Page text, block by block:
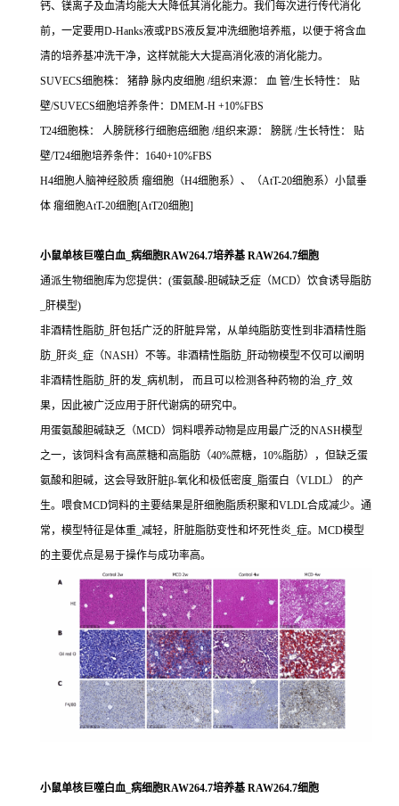
钙、镁离子及血清均能大大降低其消化能力。我们每次进行传代消化
前，一定要用D-Hanks液或PBS液反复冲洗细胞培养瓶，以便于将含血
清的培养基冲洗干净，这样就能大大提高消化液的消化能力。
SUVECS细胞株： 猪静 脉内皮细胞 /组织来源： 血 管/生长特性： 贴
壁/SUVECS细胞培养条件：DMEM-H +10%FBS
T24细胞株： 人膀胱移行细胞癌细胞 /组织来源： 膀胱 /生长特性： 贴
壁/T24细胞培养条件：1640+10%FBS
H4细胞人脑神经胶质 瘤细胞（H4细胞系）、（AtT-20细胞系）小鼠垂
体 瘤细胞AtT-20细胞[AtT20细胞]
小鼠单核巨噬白血_病细胞RAW264.7培养基 RAW264.7细胞
通派生物细胞库为您提供：(蛋氨酸-胆碱缺乏症（MCD）饮食诱导脂肪
_肝模型)
非酒精性脂肪_肝包括广泛的肝脏异常，从单纯脂肪变性到非酒精性脂
肪_肝炎_症（NASH）不等。非酒精性脂肪_肝动物模型不仅可以阐明
非酒精性脂肪_肝的发_病机制， 而且可以检测各种药物的治_疗_效
果，因此被广泛应用于肝代谢病的研究中。
用蛋氨酸胆碱缺乏（MCD）饲料喂养动物是应用最广泛的NASH模型
之一，该饲料含有高蔗糖和高脂肪（40%蔗糖，10%脂肪），但缺乏蛋
氨酸和胆碱，这会导致肝脏β-氧化和极低密度_脂蛋白（VLDL） 的产
生。喂食MCD饲料的主要结果是肝细胞脂质积聚和VLDL合成减少。通
常，模型特征是体重_减轻，肝脏脂肪变性和坏死性炎_症。MCD模型
的主要优点是易于操作与成功率高。
小鼠单核巨噬白血_病细胞RAW264.7培养基 RAW264.7细胞